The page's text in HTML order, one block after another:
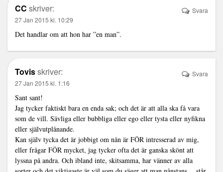
CC skriver:
27 Jan 2015 kl. 10:29
Det handlar om att hon har ”en man”.
Svara
Tovisskriver:
27 Jan 2015 kl. 1:16
Sant sant!
Jag tycker faktiskt bara en enda sak; och det är att alla ska få vara
som de vill. Sävliga eller bubbliga eller ego eller tysta eller nyfikna
eller självutplånande.
Kan själv tycka det är jobbigt om nån är FÖR intresserad av mig,
eller frågar FÖR mycket, jag tycker ofta det är ganska skönt att
lyssna på andra. Och ibland inte, skitsamma, har vänner av alla
Svara